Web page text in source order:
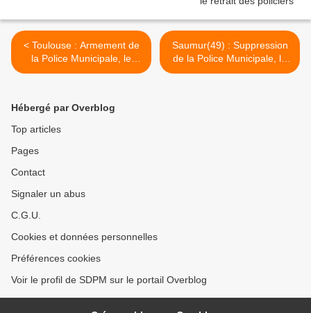
< Toulouse : Armement de
la Police Municipale, le
SDPM met en garde le
Saumur(49) : Suppression
de la Police Municipale, le
SDPM dénonce les faits
Hébergé par Overblog
Top articles
Pages
Contact
Signaler un abus
C.G.U.
Cookies et données personnelles
Préférences cookies
Voir le profil de SDPM sur le portail Overblog